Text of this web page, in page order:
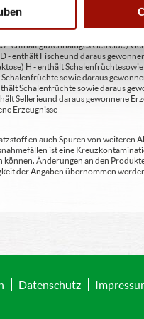
enthält glutenhaltiges Getreide /
Fische und daraus
H - enthält Schalenfrüchte
sowie daraus
Schalenfrüchte sowie daraus
Sellerie und daraus gewonnene
Erzeugnisse
en auch Spuren von weiteren
ist eine
Änderungen an den
der Angaben übernommen
Datenschutz